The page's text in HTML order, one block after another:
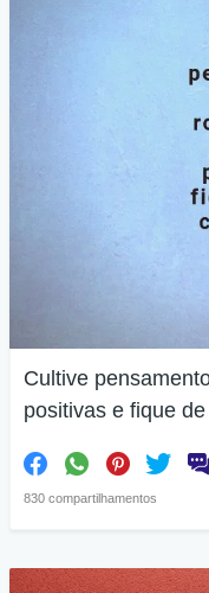
Cultive
positivas e fique
830 compartilhamentos